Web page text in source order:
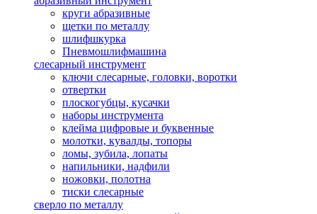
круги абразивные
щетки по металлу
шлифшкурка
Пневмошлифмашина
слесарный инструмент
ключи слесарные, головки, воротки
отвертки
плоскогубцы, кусачки
наборы инструмента
клейма цифровые и буквенные
молотки, кувалды, топоры
ломы, зубила, лопаты
напильники, надфили
ножовки, полотна
тиски слесарные
сверло по металлу